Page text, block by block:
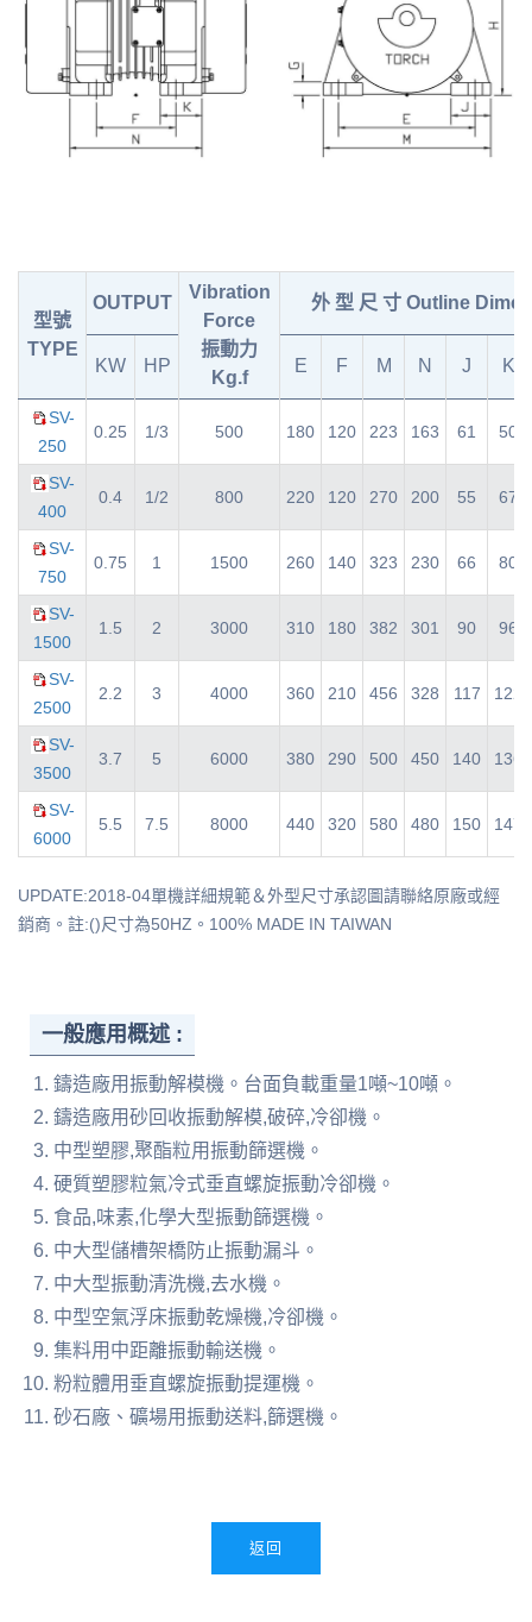
型號
TYPE
OUTPUT
Vibration
Force
振動力
Kg.f
外 型 尺 寸 Outline
KW HP E F M N J K
SV-
250
0.25 1/3 500 180 120 223 163 61 50
SV-
400
0.4 1/2 800 220 120 270 200 55 67
SV-
750
0.75 1 1500 260 140 323 230 66 80
SV-
1500
1.5 2 3000 310 180 382 301 90 96
SV-
2500
2.2 3 4000 360 210 456 328 117 122
SV-
3500
3.7 5 6000 380 290 500 450 140 136
SV-
6000
5.5 7.5 8000 440 320 580 480 150 147
UPDATE:2018-04單機詳細規範＆外型尺寸承認圖請聯絡原廠或經
銷商。註:()尺寸為50HZ。100% MADE IN TAIWAN
一般應用概述 :
鑄造廠用振動解模機。台面負載重量1噸~10噸。
鑄造廠用砂回收振動解模,破碎,冷卻機。
中型塑膠,聚酯粒用振動篩選機。
硬質塑膠粒氣冷式垂直螺旋振動冷卻機。
食品,味素,化學大型振動篩選機。
中大型儲槽架橋防止振動漏斗。
中大型振動清洗機,去水機。
中型空氣浮床振動乾燥機,冷卻機。
集料用中距離振動輸送機。
粉粒體用垂直螺旋振動提運機。
砂石廠、礦場用振動送料,篩選機。
返回